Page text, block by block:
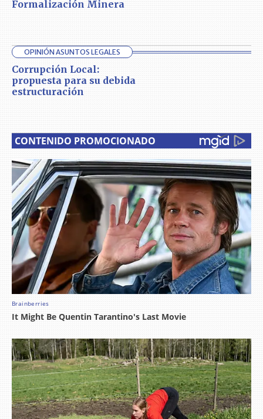
Formalización Minera
OPINIÓN ASUNTOS LEGALES
Corrupción Local:
propuesta para su debida
estructuración